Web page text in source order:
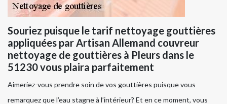
Souriez puisque le tarif nettoyage gouttières
appliquées par Artisan Allemand couvreur
nettoyage de gouttières à Pleurs dans le
51230 vous plaira parfaitement
Aimeriez-vous prendre soin de vos gouttières puisque vous
remarquez que l’eau stagne à l’intérieur? Et en ce moment, vous